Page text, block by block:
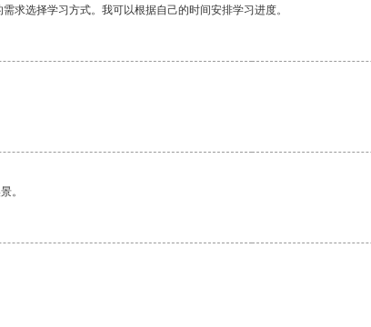
求选择学习方式。我可以根据自己的时间安排学习进度。
。